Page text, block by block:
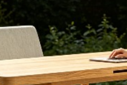
为什么柚木家具与藤编家具搭配尤为合适？